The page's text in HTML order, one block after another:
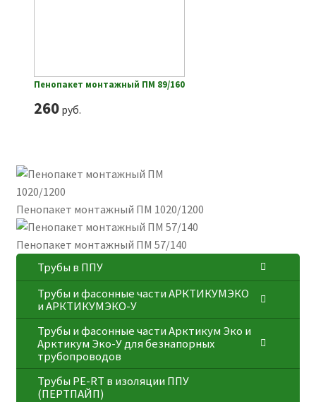
Пенопакет монтажный ПМ 89/160
260руб.
Пенопакет монтажный ПМ 1020/1200
Пенопакет монтажный ПМ 57/140
Трубы в ППУ
Трубы и фасонные части АРКТИКУМЭКО
и АРКТИКУМЭКО-У
Трубы и фасонные части Арктикум Эко и
Арктикум Эко-У для безнапорных
трубопроводов
Трубы PE-RT в изоляции ППУ
(ПЕРТПАЙП)